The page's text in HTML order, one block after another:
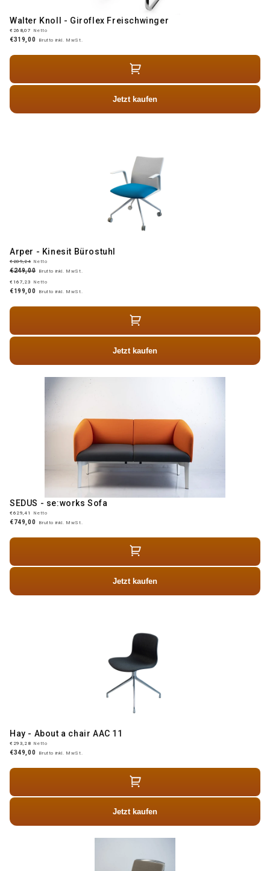
Walter Knoll - Giroflex Freischwinger
€268,07 Netto
€319,00 Brutto inkl. MwSt.
Jetzt kaufen
Arper - Kinesit Bürostuhl
€209,24 Netto
€249,00 Brutto inkl. MwSt.
€167,23
Netto
€199,00 Brutto inkl. MwSt.
Jetzt kaufen
SEDUS - se:works Sofa
€629,41 Netto
€749,00 Brutto inkl. MwSt.
Jetzt kaufen
Hay - About a chair AAC 11
€293,28 Netto
€349,00 Brutto inkl. MwSt.
Jetzt kaufen